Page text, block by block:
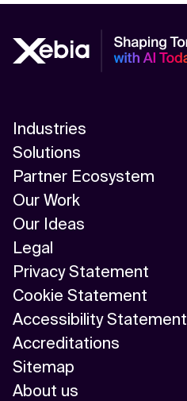
Industries
Solutions
Partner Ecosystem
Our Work
Our Ideas
Legal
Privacy Statement
Cookie Statement
Accessibility Statement
Accreditations
Sitemap
About us